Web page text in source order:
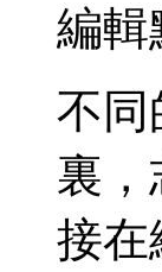
編輯
不同
裏，
接在